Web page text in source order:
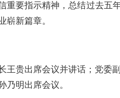
重要指示精神，总结过去五
崭新篇章。
王贵出席会议并讲话；党委
乃明出席会议。